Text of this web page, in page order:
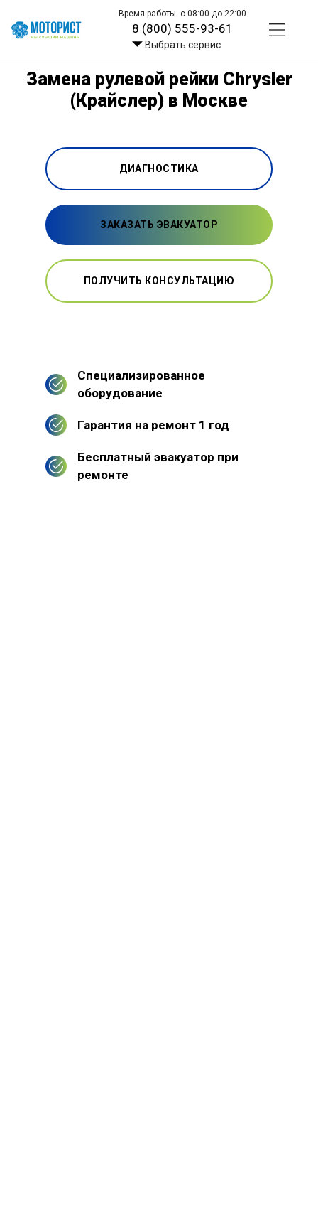
Время работы: с 08:00 до 22:00
8 (800) 555-93-61
Выбрать сервис
Замена рулевой рейки Chrysler
(Крайслер) в Москве
ДИАГНОСТИКА
ЗАКАЗАТЬ ЭВАКУАТОР
ПОЛУЧИТЬ КОНСУЛЬТАЦИЮ
Специализированное
оборудование
Гарантия на ремонт 1 год
Бесплатный эвакуатор при
ремонте